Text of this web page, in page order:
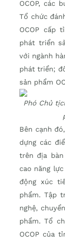
OCOP, các
Tổ chức
OCOP cấp
phát triển
với ngành
phát triển;
sản phẩm
Phó Chủ
Bên cạnh
dựng các
trên địa
cao năng
động xúc
phẩm. Tập
nghệ,
phẩm. Tổ
OCOP của